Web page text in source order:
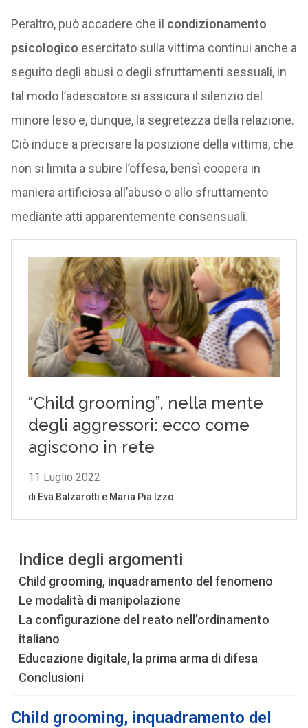
Peraltro, può accadere che il condizionamento
psicologico esercitato sulla vittima continui anche a
seguito degli abusi o degli sfruttamenti sessuali, in
tal modo l’adescatore si assicura il silenzio del
minore leso e, dunque, la segretezza della relazione.
Ciò induce a precisare la posizione della vittima, che
non si limita a subire l’offesa, bensì coopera in
maniera artificiosa all’abuso o allo sfruttamento
mediante atti apparentemente consensuali.
Indice degli argomenti
Child grooming, inquadramento del fenomeno
Le modalità di manipolazione
La configurazione del reato nell’ordinamento
italiano
Educazione digitale, la prima arma di difesa
Conclusioni
Child grooming, inquadramento del